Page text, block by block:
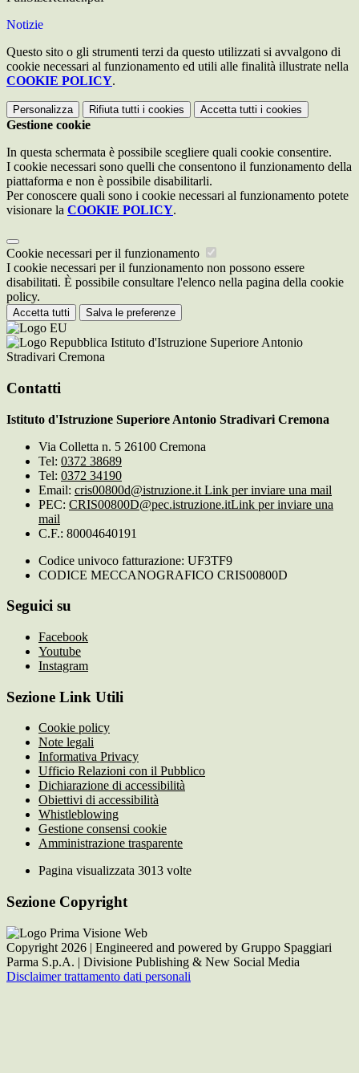
Notizie
Questo sito o gli strumenti terzi da questo utilizzati si avvalgono di
cookie necessari al funzionamento ed utili alle finalità illustrate nella
COOKIE POLICY.
Personalizza Rifiuta tutti i cookies Accetta tutti i cookies
Gestione cookie
In questa schermata è possibile scegliere quali cookie consentire.
I cookie necessari sono quelli che consentono il funzionamento della
piattaforma e non è possibile disabilitarli.
Per conoscere quali sono i cookie necessari al funzionamento potete
visionare la COOKIE POLICY.
Cookie necessari per il funzionamento
I cookie necessari per il funzionamento non possono essere
disabilitati. È possibile consultare l'elenco nella pagina della cookie
policy.
Accetta tutti Salva le preferenze
Istituto d'Istruzione Superiore Antonio
Stradivari Cremona
Contatti
Istituto d'Istruzione Superiore Antonio Stradivari Cremona
Via Colletta n. 5 26100 Cremona
Tel: 0372 38689
Tel: 0372 34190
Email: cris00800d@istruzione.it Link per inviare una mail
PEC: CRIS00800D@pec.istruzione.itLink per inviare una
mail
C.F.: 80004640191
Codice univoco fatturazione: UF3TF9
CODICE MECCANOGRAFICO CRIS00800D
Seguici su
Facebook
Youtube
Instagram
Sezione Link Utili
Cookie policy
Note legali
Informativa Privacy
Ufficio Relazioni con il Pubblico
Dichiarazione di accessibilità
Obiettivi di accessibilità
Whistleblowing
Gestione consensi cookie
Amministrazione trasparente
Pagina visualizzata 3013 volte
Sezione Copyright
Copyright 2026 | Engineered and powered by Gruppo Spaggiari
Parma S.p.A. | Divisione Publishing & New Social Media
Disclaimer trattamento dati personali